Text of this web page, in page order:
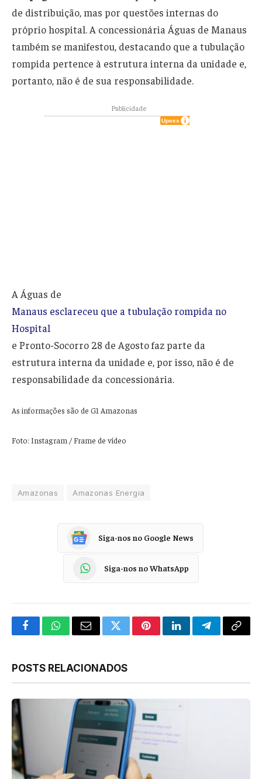
de distribuição, mas por questões internas do
próprio hospital. A concessionária Águas de Manaus
também se manifestou, destacando que a tubulação
rompida pertence à estrutura interna da unidade e,
portanto, não é de sua responsabilidade.
Publicidade
A Águas de
Manaus esclareceu que a tubulação rompida no
Hospital
e Pronto-Socorro 28 de Agosto faz parte da
estrutura interna da unidade e, por isso, não é de
responsabilidade da concessionária.
As informações são de G1 Amazonas
Foto: Instagram / Frame de vídeo
Amazonas Amazonas Energia
Siga-nos no Google News
Siga-nos no WhatsApp
FacebookWhatsApp
Email TwitterPinterestLinkedInTelegramCopy
POSTS RELACIONADOS